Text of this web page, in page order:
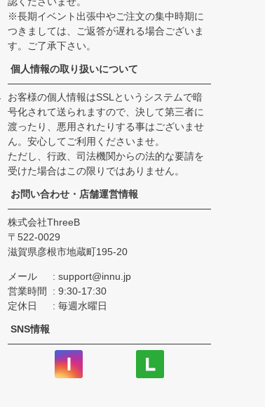
※長期イベント出張中やご注文の集中時期に
つきましては、ご返答が遅れる場合ございま
す。ご了承下さい。
個人情報の取り扱いについて
お客様の個人情報はSSLというシステムで暗
号化されて送られますので、決して第三者に
渡ったり、悪用されたりする事はございませ
ん。安心してご利用くださいませ。
ただし、行政、司法機関からの法的な要請を
受けた場合はこの限りではありません。
お問い合わせ・店舗運営情報
株式会社ThreeB
522-0029
滋賀県彦根市地蔵町195-20
メール
support@innu.jp
営業時間
9:30-17:30
定休日
毎週水曜日
SNS情報